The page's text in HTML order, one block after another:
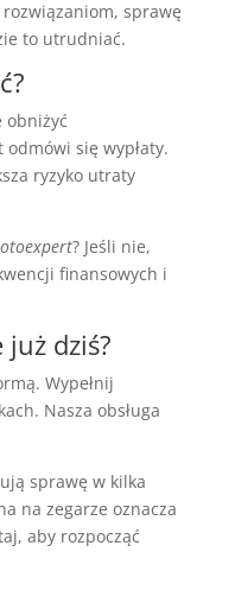
sprawę
to utrudniać.
obniżyć
się wypłaty.
ryzyko utraty
? Jeśli nie,
finansowych i
już dziś?
Wypełnij
Nasza obsługa
sprawę w kilka
na zegarze oznacza
aby rozpocząć